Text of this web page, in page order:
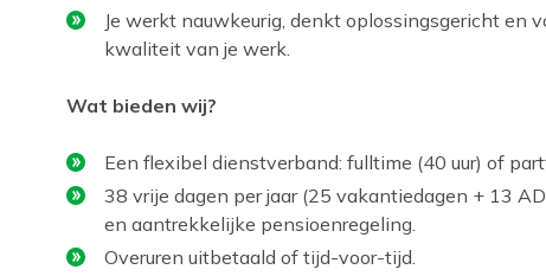
Je werkt nauwkeurig, denkt oplossingsgericht en
kwaliteit van je werk.
Wat bieden wij?
Een flexibel dienstverband: fulltime (40 uur) of
38 vrije dagen per jaar (25 vakantiedagen + 13
en aantrekkelijke pensioenregeling.
Overuren uitbetaald of tijd-voor-tijd.